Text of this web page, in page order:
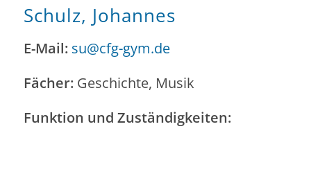
Schulz, Johannes
E-Mail: su@cfg-gym.de
Fächer:Geschichte, Musik
Funktion und Zuständigkeiten: